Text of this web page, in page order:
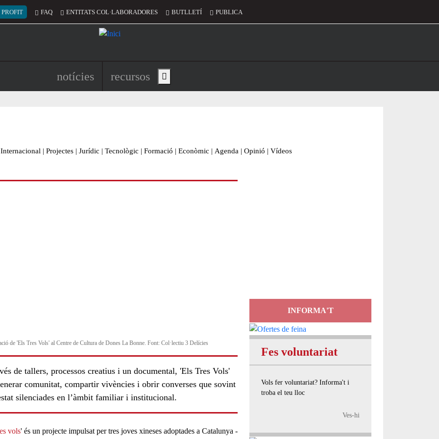
del compte d'usuari
PROFIT FAQ ENTITATS COL·LABORADORES BUTLLETÍ PUBLICA
Navegació principal de l'encapçalament
notícies recursos Show main menu
Internacional | Projectes | Jurídic | Tecnològic | Formació | Econòmic | Agenda | Opinió | Vídeos
de 'Els Tres Vols' al Centre de Cultura de Dones La Bonne. Font: Col·lectiu 3 Delícies
de tallers, processos creatius i un documental, 'Els Tres Vols'
comunitat, compartir vivències i obrir converses que sovint
silenciades en l’àmbit familiar i institucional.
vols' és un projecte impulsat pertres joves xineses adoptades a Catalunya -
INFORMA'T
Fes voluntariat
Vols fer voluntariat? Informa't i
troba el teu lloc
Ves-hi